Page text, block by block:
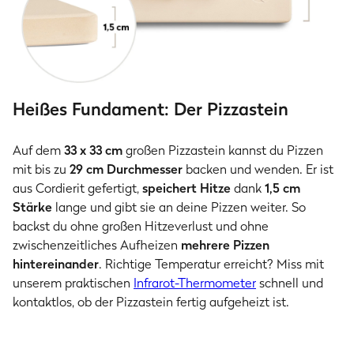
Heißes Fundament: Der Pizzastein
Auf dem33 x 33 cmgroßen Pizzastein kannst du Pizzen
mit bis zu 29 cm Durchmesser backen und wenden. Er ist
aus Cordierit gefertigt,speichert Hitzedank1,5 cm
Stärke lange und gibt sie an deine Pizzen weiter. So
backst du ohne großen Hitzeverlust und ohne
zwischenzeitliches Aufheizen mehrere Pizzen
hintereinander. Richtige Temperatur erreicht? Miss mit
unserem praktischen Infrarot-Thermometerschnell und
kontaktlos, ob der Pizzastein fertig aufgeheizt ist.